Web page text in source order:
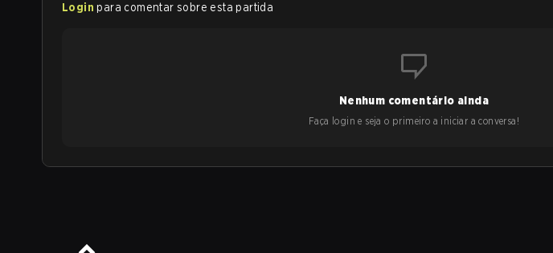
Login para comentar sobre esta partida
Nenhum comentário ainda
Faça login e seja o primeiro a iniciar a conversa!